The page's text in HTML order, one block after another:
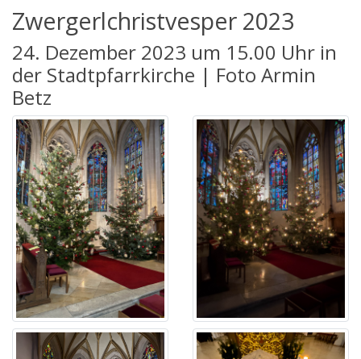
Zwergerlchristvesper 2023
24. Dezember 2023 um 15.00 Uhr in
der Stadtpfarrkirche | Foto Armin
Betz